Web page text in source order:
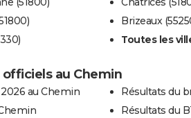
Brizeaux
Toutes les
au Chemin
au Chemin
Résultats du
Résultats du